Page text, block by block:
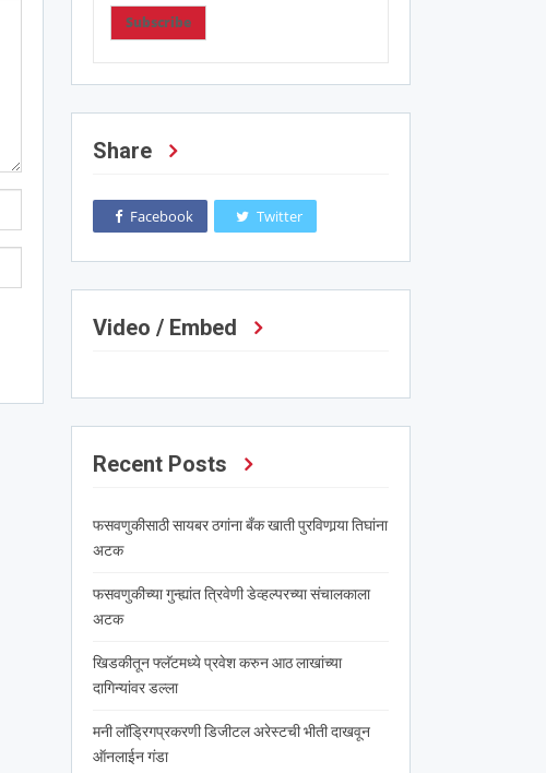
Subscribe
Share
Facebook Twitter
Video / Embed
Recent Posts
फसवणुकीसाठी सायबर ठगांना बँक खाती पुरविणार्‍या तिघांना
अटक
फसवणुकीच्या गुन्ह्यांत त्रिवेणी डेव्हल्परच्या संचालकाला
अटक
खिडकीतून फ्लॅटमध्ये प्रवेश करुन आठ लाखांच्या
दागिन्यांवर डल्ला
मनी लॉड्रिगप्रकरणी डिजीटल अरेस्टची भीती दाखवून
ऑनलाईन गंडा